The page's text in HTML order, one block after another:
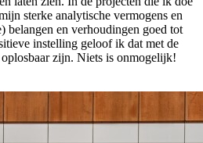
sterke analytische vermogens en
belangen en verhoudingen goed tot
instelling geloof ik dat met de
zijn. Niets is onmogelijk!